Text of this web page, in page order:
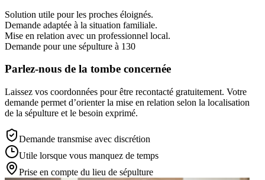
Solution utile pour les proches éloignés.
Demande adaptée à la situation familiale.
Mise en relation avec un professionnel local.
Demande pour une sépulture à 130
Parlez-nous de la tombe concernée
Laissez vos coordonnées pour être recontacté gratuitement. Votre
demande permet d’orienter la mise en relation selon la localisation
de la sépulture et le besoin exprimé.
Demande transmise avec discrétion
Utile lorsque vous manquez de temps
Prise en compte du lieu de sépulture